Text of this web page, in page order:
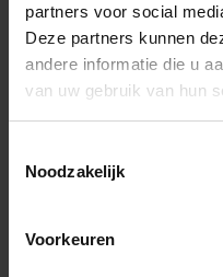
partners voor social
Deze partners kunnen
andere informatie die u
van uw gebruik van hun
Noodzakelijk
Voorkeuren